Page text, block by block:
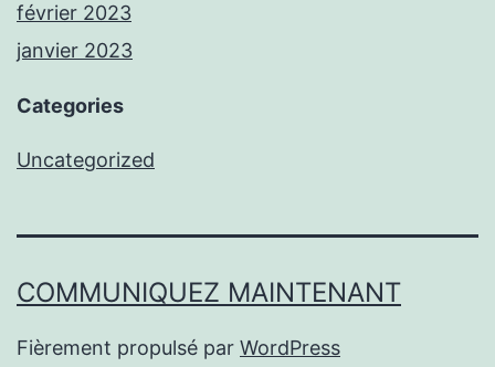
février 2023
janvier 2023
Categories
Uncategorized
COMMUNIQUEZ MAINTENANT
Fièrement propulsé par WordPress